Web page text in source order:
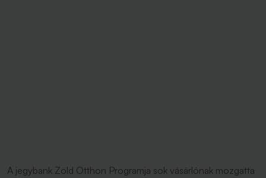
A jegybank Zöld Otthon Programja sok vásárlónak mozgatta